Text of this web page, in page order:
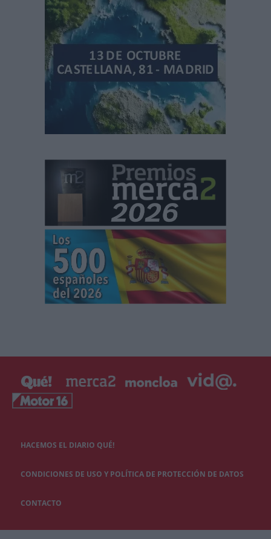
HACEMOS EL DIARIO QUÉ!
CONDICIONES DE USO Y POLÍTICA DE PROTECCIÓN DE DATOS
CONTACTO